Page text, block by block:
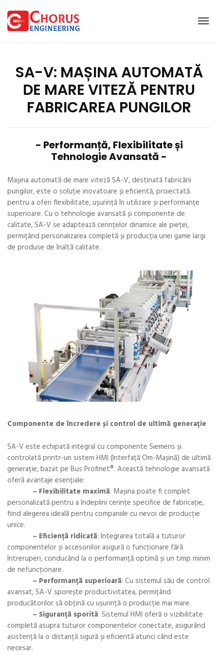
SA-V: MAȘINA AUTOMATĂ
DE MARE VITEZĂ PENTRU
FABRICAREA PUNGILOR
- Performanță, Flexibilitate și
Tehnologie Avansată -
Mașina automată de mare viteză SA-V, destinată fabricării
pungilor, este o soluție inovatoare și eficientă, proiectată
pentru a oferi flexibilitate, ușurință în utilizare și performanțe
superioare. Cu o tehnologie avansată și componente de
calitate, SA-V se adaptează cerințelor dinamice ale pieței,
permițând personalizarea completă și producția unei game largi
de produse de înaltă calitate.
Componente de încredere și control de ultimă generație
SA-V este echipată integral cu componente Siemens și
controlată printr-un sistem HMI (Interfață Om-Mașină) de ultimă
generație, bazat pe Bus Profinet®. Această tehnologie avansată
oferă avantaje esențiale:
– Flexibilitate maximă: Mașina poate fi complet
personalizată pentru a îndeplini cerințe specifice de fabricație,
fiind alegerea ideală pentru companiile cu nevoi de producție
unice.
– Eficiență ridicată: Integrarea totală a tuturor
componentelor și accesoriilor asigură o funcționare fără
întreruperi, conducând la o performanță optimă și un timp minim
de nefuncționare.
– Performanță superioară: Cu sistemul său de control
avansat, SA-V sporește productivitatea, permițând
producătorilor să obțină cu ușurință o producție mai mare.
– Siguranță sporită: Sistemul HMI oferă o vizibilitate
completă asupra tuturor componentelor conectate, asigurând
asistență la o distanță sigură și eficientă atunci când este
necesar.